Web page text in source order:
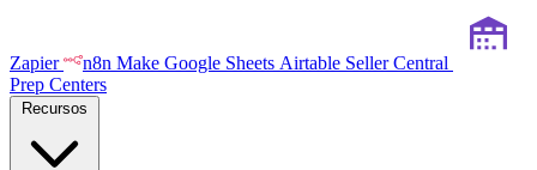
Zapier n8n Make Google Sheets Airtable Seller Central
Prep Centers